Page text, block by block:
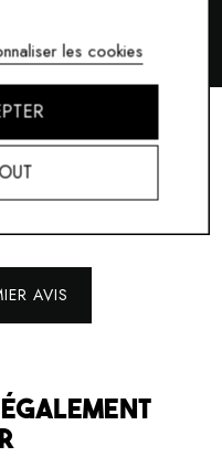
AVIS
les cookies